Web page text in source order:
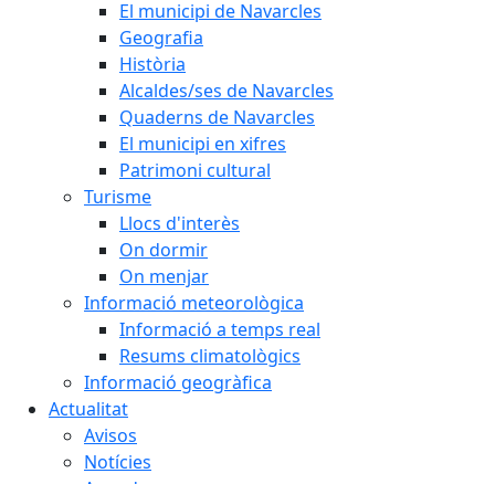
El municipi de Navarcles
Geografia
Història
Alcaldes/ses de Navarcles
Quaderns de Navarcles
El municipi en xifres
Patrimoni cultural
Turisme
Llocs d'interès
On dormir
On menjar
Informació meteorològica
Informació a temps real
Resums climatològics
Informació geogràfica
Actualitat
Avisos
Notícies